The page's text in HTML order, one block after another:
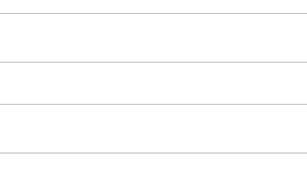
神經健康培訓暨發展協會